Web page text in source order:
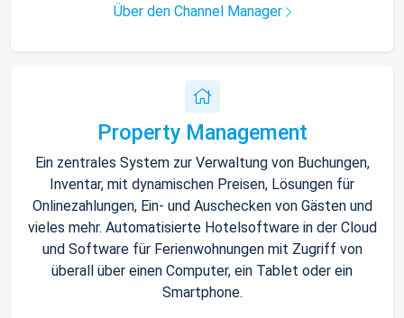
Über den Channel Manager
Property Management
Ein zentrales System zur Verwaltung von Buchungen,
Inventar, mit dynamischen Preisen, Lösungen für
Onlinezahlungen, Ein- und Auschecken von Gästen und
vieles mehr. Automatisierte Hotelsoftware in der Cloud
und Software für Ferienwohnungen mit Zugriff von
überall über einen Computer, ein Tablet oder ein
Smartphone.